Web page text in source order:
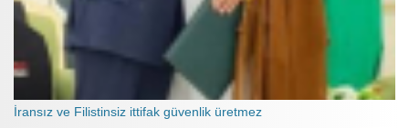
İransız ve Filistinsiz ittifak güvenlik üretmez